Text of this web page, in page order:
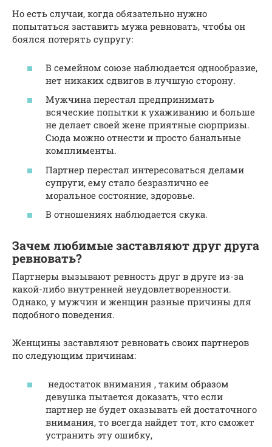
Но есть случаи, когда обязательно нужно
попытаться заставить мужа ревновать, чтобы он
боялся потерять супругу:
В семейном союзе наблюдается однообразие,
нет никаких сдвигов в лучшую сторону.
Мужчина перестал предпринимать
всяческие попытки к ухаживанию и больше
не делает своей жене приятные сюрпризы.
Сюда можно отнести и просто банальные
комплименты.
Партнер перестал интересоваться делами
супруги, ему стало безразлично ее
моральное состояние, здоровье.
В отношениях наблюдается скука.
Зачем любимые заставляют друг друга
ревновать?
Партнеры вызывают ревность друг в друге из-за
какой-либо внутренней неудовлетворенности.
Однако, у мужчин и женщин разные причины для
подобного поведения.
Женщины заставляют ревновать своих партнеров
по следующим причинам:
недостаток внимания , таким образом
девушка пытается доказать, что если
партнер не будет оказывать ей достаточного
внимания, то всегда найдет тот, кто сможет
устранить эту ошибку,